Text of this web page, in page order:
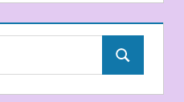
Suchen